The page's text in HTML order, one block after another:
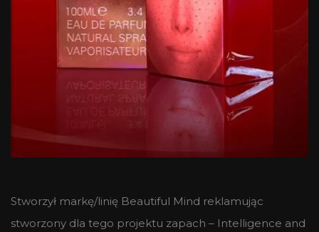
Stworzył markę/linię Beautiful Mind reklamując
stworzony dla tego projektu zapach – Intelligence and